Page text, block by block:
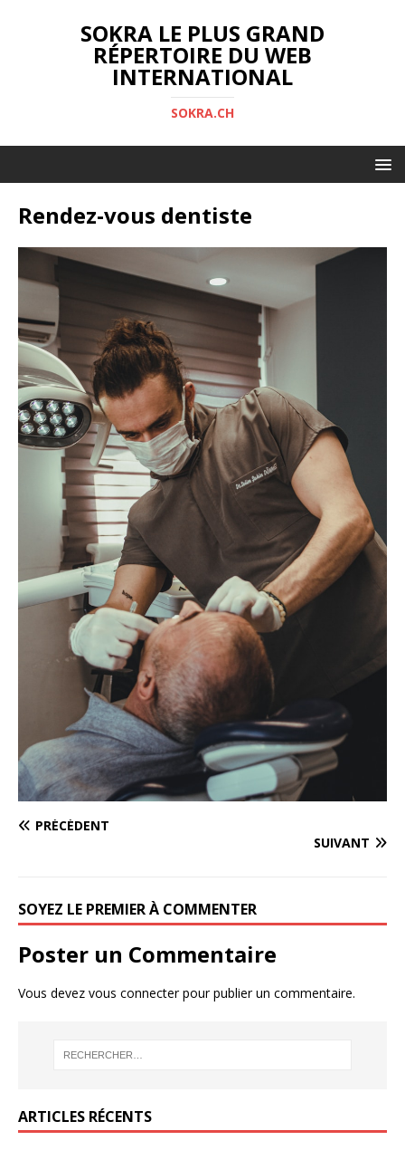
SOKRA LE PLUS GRAND
RÉPERTOIRE DU WEB
INTERNATIONAL
SOKRA.CH
Rendez-vous dentiste
PRÉCÉDENT
SUIVANT
SOYEZ LE PREMIER À COMMENTER
Poster un Commentaire
Vous devez vous connecterpour publier un commentaire.
ARTICLES RÉCENTS